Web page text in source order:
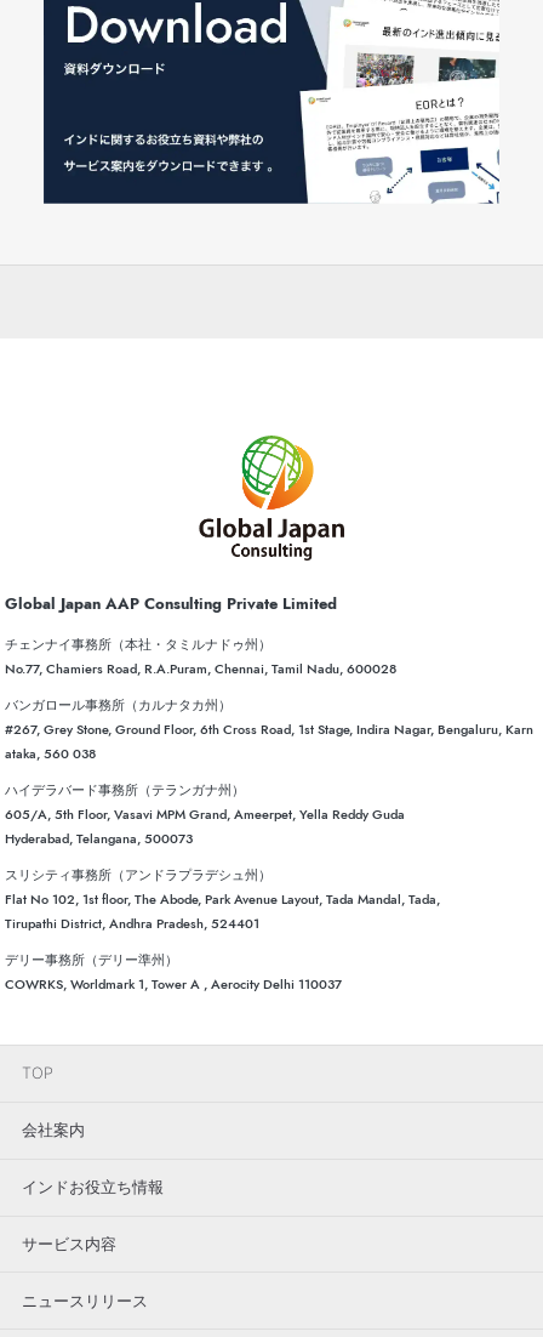
Global Japan AAP Consulting Private Limited
チェンナイ事務所（本社・タミルナドゥ州）
No.77, Chamiers Road, R.A.Puram, Chennai, Tamil Nadu, 600028
バンガロール事務所（カルナタカ州）
#267, Grey Stone, Ground Floor, 6th Cross Road, 1st Stage, Indira Nagar, Bengaluru, Karn
ataka, 560 038
ハイデラバード事務所（テランガナ州）
605/A, 5th Floor, Vasavi MPM Grand, Ameerpet, Yella Reddy Guda
Hyderabad, Telangana, 500073
スリシティ事務所（アンドラプラデシュ州）
Flat No 102, 1st floor, The Abode, Park Avenue Layout, Tada Mandal, Tada,
Tirupathi District, Andhra Pradesh, 524401
デリー事務所（デリー準州）
COWRKS, Worldmark 1, Tower A , Aerocity Delhi 110037
TOP
会社案内
インドお役立ち情報
サービス内容
ニュースリリース